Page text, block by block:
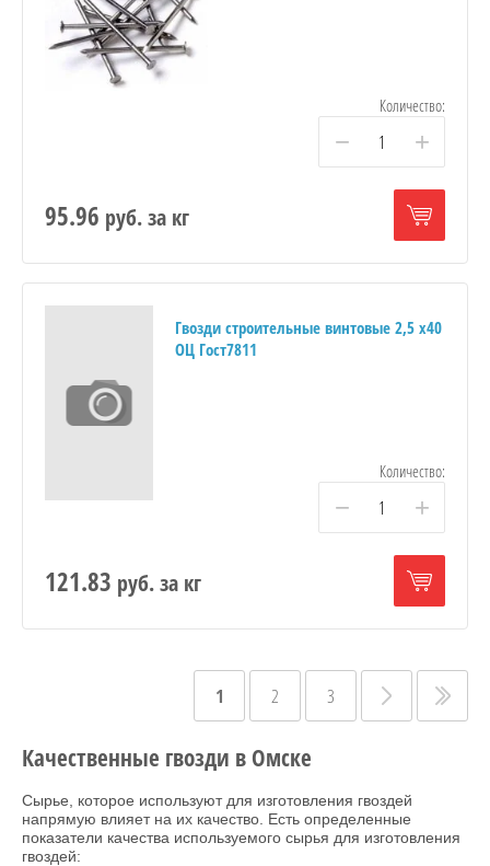
Количество:
− +
95.96 руб.за кг
Гвозди строительные винтовые 2,5 х40
ОЦ Гост7811
Количество:
− +
121.83 руб.за кг
1 2 3
Качественные гвозди в Омске
Сырье, которое используют для изготовления гвоздей
напрямую влияет на их качество. Есть определенные
показатели качества используемого сырья для изготовления
гвоздей: